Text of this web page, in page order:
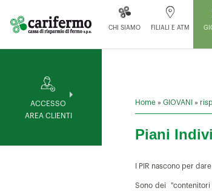
CHI SIAMO FILIALI E ATM
ACCESSO
AREA CLIENTI
Home »GIOVANI »
Piani
I PIR nascono per
Sono dei "contenitori